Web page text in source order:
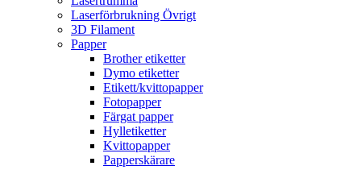
Laserförbrukning Övrigt
3D Filament
Papper
Brother etiketter
Dymo etiketter
Etikett/kvittopapper
Fotopapper
Färgat papper
Hylletiketter
Kvittopapper
Papperskärare